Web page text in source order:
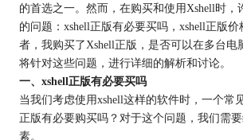
的首选之一。然而，在购买和使用Xshell时，
的问题：xshell正版有必要买吗，xshell正版
者，我购买了Xshell正版，是否可以在多台电
将针对这些问题，进行详细的解析和讨论。
一、xshell正版有必要买吗
当我们考虑使用xshell这样的软件时，一个常
正版有必要购买吗？对于这个问题，我们需
素。